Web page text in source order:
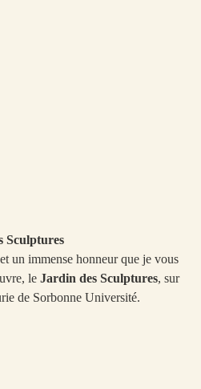
Sculptures
un immense honneur que je vous
le Jardin des Sculptures, sur
de Sorbonne Université.